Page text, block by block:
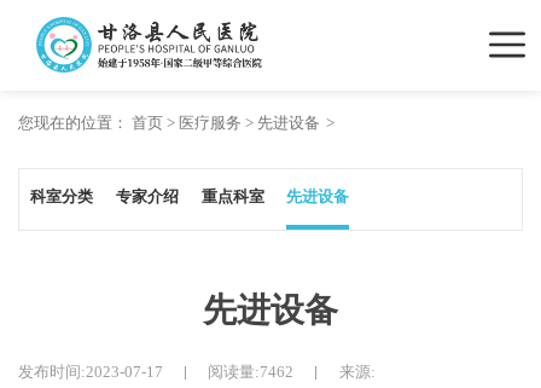
您现在的位置： 首页 > 医疗服务 > 先进设备
科室分类 专家介绍 重点科室 先进设备
先进设备
发布时间:2023-07-17 阅读量:7462
来源: